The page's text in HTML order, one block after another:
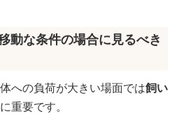
動な条件の場合に見るべき
への負荷が大きい場面では飼い
重要です。